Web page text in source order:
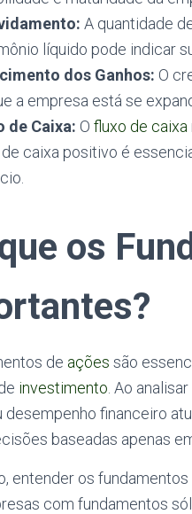
A quantidade
líquido pode indicar
dos Ganhos: O
a empresa está se
de Caixa: O fluxo de caixa
caixa positivo é
os
de ações são
investimento . Ao
desempenho financeiro
baseadas apenas
entender os
com fundamentos